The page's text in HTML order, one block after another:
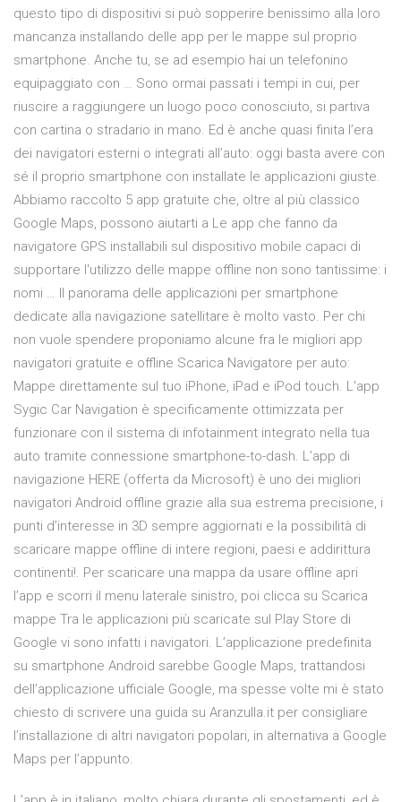
questo tipo di dispositivi si può sopperire benissimo alla loro
mancanza installando delle app per le mappe sul proprio
smartphone. Anche tu, se ad esempio hai un telefonino
equipaggiato con … Sono ormai passati i tempi in cui, per
riuscire a raggiungere un luogo poco conosciuto, si partiva
con cartina o stradario in mano. Ed è anche quasi finita l’era
dei navigatori esterni o integrati all’auto: oggi basta avere con
sé il proprio smartphone con installate le applicazioni giuste.
Abbiamo raccolto 5 app gratuite che, oltre al più classico
Google Maps, possono aiutarti a Le app che fanno da
navigatore GPS installabili sul dispositivo mobile capaci di
supportare l'utilizzo delle mappe offline non sono tantissime: i
nomi … Il panorama delle applicazioni per smartphone
dedicate alla navigazione satellitare è molto vasto. Per chi
non vuole spendere proponiamo alcune fra le migliori app
navigatori gratuite e offline Scarica Navigatore per auto:
Mappe direttamente sul tuo iPhone, iPad e iPod touch. ‎L'app
Sygic Car Navigation è specificamente ottimizzata per
funzionare con il sistema di infotainment integrato nella tua
auto tramite connessione smartphone-to-dash. L’app di
navigazione HERE (offerta da Microsoft) è uno dei migliori
navigatori Android offline grazie alla sua estrema precisione, i
punti d’interesse in 3D sempre aggiornati e la possibilità di
scaricare mappe offline di intere regioni, paesi e addirittura
continenti!. Per scaricare una mappa da usare offline apri
l’app e scorri il menu laterale sinistro, poi clicca su Scarica
mappe Tra le applicazioni più scaricate sul Play Store di
Google vi sono infatti i navigatori. L’applicazione predefinita
su smartphone Android sarebbe Google Maps, trattandosi
dell’applicazione ufficiale Google, ma spesse volte mi è stato
chiesto di scrivere una guida su Aranzulla.it per consigliare
l’installazione di altri navigatori popolari, in alternativa a Google
Maps per l’appunto.